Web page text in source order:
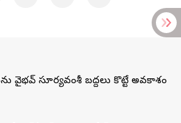
వైభవ్ సూర్యవంశీ బద్దలు కొట్టే అవకాశం